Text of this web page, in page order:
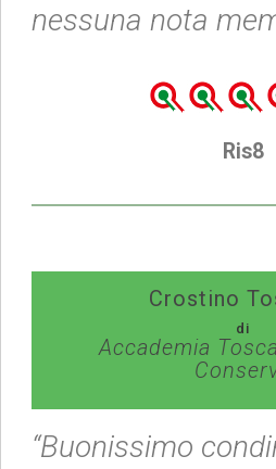
nessuna nota
Ris8
Crostino
di
Accademia
“Buonissimo